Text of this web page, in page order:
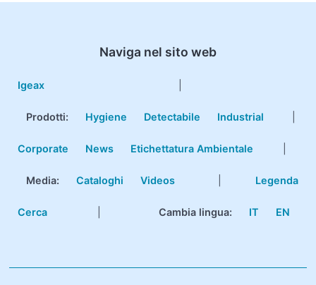
Naviga nel sito web
Igeax
Prodotti: Hygiene Detectabile Industrial
Corporate News Etichettatura Ambientale
Media: Cataloghi Videos Legenda
Cerca Cambia lingua: IT EN